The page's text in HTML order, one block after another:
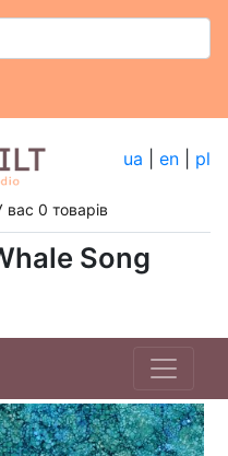
ua en pl
вас 0 товарів
Song